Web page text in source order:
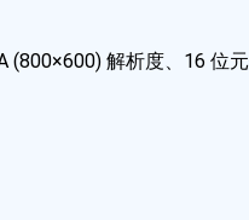
(800×600) 解析度、16 位